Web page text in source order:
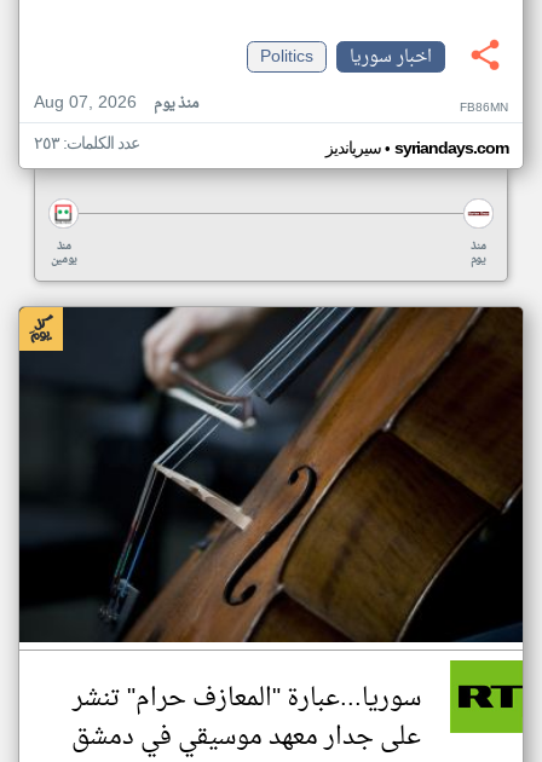
اخبار سوريا
Politics
Aug 07, 2026
منذ يوم FB86MN
سيريانديز• syriandays.com عدد الكلمات: ٢٥٣
منذ
يومين
منذ
يوم
سوريا...عبارة "المعازف حرام" تنشر
على جدار معهد موسيقي في دمشق